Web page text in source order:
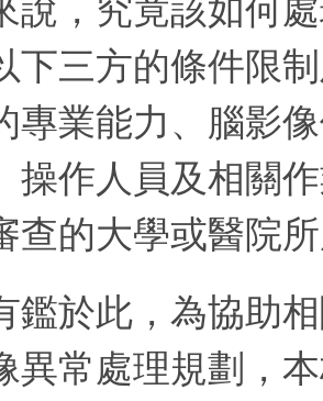
說，究竟該如何
下三方的條件限
專業能力、腦影
操作人員及相關
查的大學或醫院
於此，為協助相
異常處理規劃，